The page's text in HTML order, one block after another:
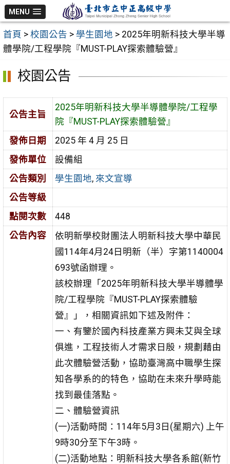
跳
至
主
要
MENU
首頁 > 校園公告 > 學生園地 > 2025年明新科技大學半導
體學院/工程學院『MUST-PLAY探索體驗營』
校園公告
公告主旨
2025年明新科技大學半導體學院/工程學
院『MUST-PLAY探索體驗營』
發佈日期
2025 年 4 月 25 日
發佈單位
設備組
公告類別
學生園地, 來文宣導
公告等級
點閱次數
448
公告內容
依明新學校財團法人明新科技大學中華民
國114年4月24日明新（半）字第1140004
693號函辦理。
該校辦理「2025年明新科技大學半導體學
院/工程學院『MUST-PLAY探索體驗
營』」，相關資訊如下述及附件：
一、有鑒於國內科技產業方興未艾與全球
俱進，工程技術人才需求日殷，規劃藉由
此次體驗營活動，協助臺灣高中職學生探
知各學系的的特色，協助在未來升學時能
找到最佳落點。
二、體驗營資訊
(一)活動時間：114年5月3日(星期六) 上午
9時30分至下午3時。
(二)活動地點：明新科技大學各系館(新竹